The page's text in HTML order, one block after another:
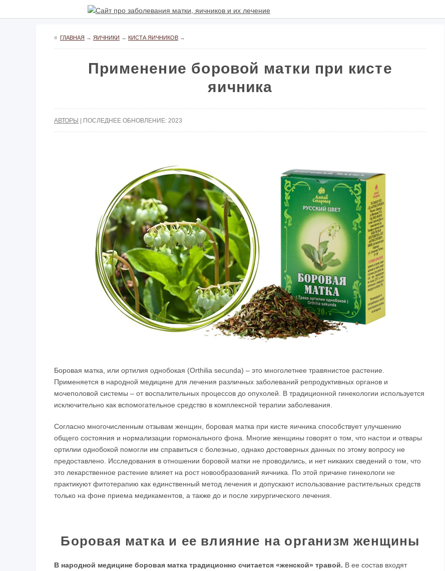
≡ ГЛАВНАЯ → ЯИЧНИКИ → КИСТА ЯИЧНИКОВ →
Применение боровой матки при кисте
яичника
АВТОРЫ | ПОСЛЕДНЕЕ ОБНОВЛЕНИЕ: 2023
Боровая матка, или ортилия однобокая (Orthilia secunda) – это многолетнее травянистое растение.
Применяется в народной медицине для лечения различных заболеваний репродуктивных органов и
мочеполовой системы – от воспалительных процессов до опухолей. В традиционной гинекологии используется
исключительно как вспомогательное средство в комплексной терапии заболевания.
Согласно многочисленным отзывам женщин, боровая матка при кисте яичника способствует улучшению
общего состояния и нормализации гормонального фона. Многие женщины говорят о том, что настои и отвары
ортилии однобокой помогли им справиться с болезнью, однако достоверных данных по этому вопросу не
предоставлено. Исследования в отношении боровой матки не проводились, и нет никаких сведений о том, что
это лекарственное растение влияет на рост новообразований яичника. По этой причине гинекологи не
практикуют фитотерапию как единственный метод лечения и допускают использование растительных средств
только на фоне приема медикаментов, а также до и после хирургического лечения.
Боровая матка и ее влияние на организм женщины
В народной медицине боровая матка традиционно считается «женской» травой. В ее состав входят